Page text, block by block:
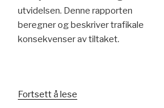
utvidelsen. Denne rapporten
beregner og beskriver trafikale
konsekvenser av tiltaket.
Fortsett å lese